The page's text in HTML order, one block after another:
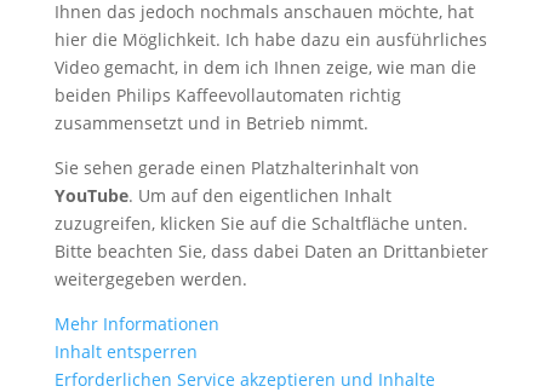
Ihnen das jedoch nochmals anschauen möchte, hat
hier die Möglichkeit. Ich habe dazu ein ausführliches
Video gemacht, in dem ich Ihnen zeige, wie man die
beiden Philips Kaffeevollautomaten richtig
zusammensetzt und in Betrieb nimmt.
Sie sehen gerade einen Platzhalterinhalt von
YouTube. Um auf den eigentlichen Inhalt
zuzugreifen, klicken Sie auf die Schaltfläche unten.
Bitte beachten Sie, dass dabei Daten an Drittanbieter
weitergegeben werden.
Mehr Informationen
Inhalt entsperren
Erforderlichen Service akzeptieren und Inhalte